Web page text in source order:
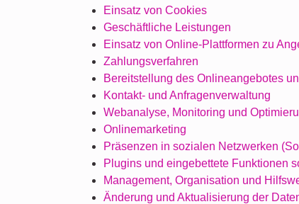
Einsatz von Cookies
Geschäftliche Leistungen
Einsatz von Online-Plattformen zu
Zahlungsverfahren
Bereitstellung des Onlineangebotes
Kontakt- und Anfragenverwaltung
Webanalyse, Monitoring und
Onlinemarketing
Präsenzen in sozialen Netzwerken
Plugins und eingebettete Funktionen
Management, Organisation und
Änderung und Aktualisierung der